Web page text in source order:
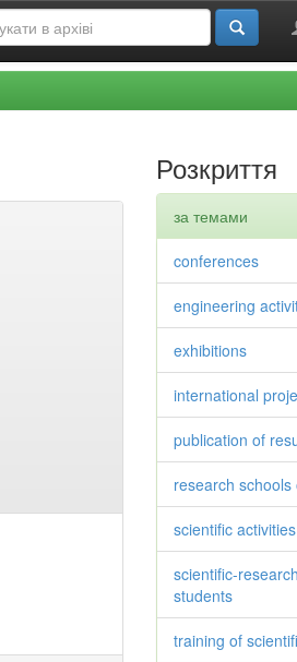
Розкриття
за темами
conferences
engineering
exhibitions
international
publication of
research schools
scientific activities
scientific-
students
training of